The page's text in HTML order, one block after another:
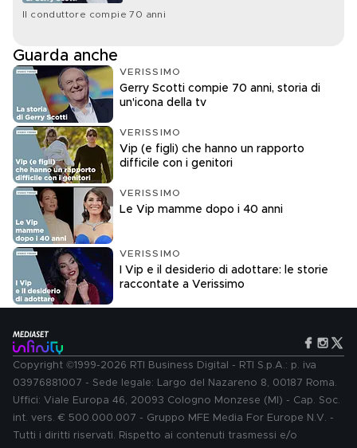
Il conduttore compie 70 anni
Guarda anche
VERISSIMO
Gerry Scotti compie 70 anni, storia di
un'icona della tv
VERISSIMO
Vip (e figli) che hanno un rapporto
difficile con i genitori
VERISSIMO
Le Vip mamme dopo i 40 anni
VERISSIMO
I Vip e il desiderio di adottare: le storie
raccontate a Verissimo
Copyright ©1999-2026 RTI Business Digital - RTI S.p.A.: p. iva
03976881007 - Sede legale: Largo del Nazareno 8, 00187 Roma.
Uffici: Viale Europa 46, 20093 Cologno Monzese (MI) - Cap. Soc.
int. vers. € 500.000.007 - Gruppo MFE Media For Europe N.V. -
Tutti i diritti riservati. Rispetto ai contenuti trasmessi e/o